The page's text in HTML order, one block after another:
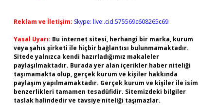
Reklam ve İletişim: Skype: live:.cid.575569c608265c69
Yasal Uyarı: Bu internet sitesi, herhangi bir marka, kurum
veya şahıs şirketi ile hiçbir bağlantısı bulunmamaktadır.
Sitede yalnızca kendi hazırladığımız makaleler
paylaşılmaktadır. Burada yer alan içerikler haber niteliği
taşımamakta olup, gerçek kurum ve kişiler hakkında
paylaşım yapılmamaktadır. Gerçek kurum ve kişiler ile isim
benzerlikleri tamamen tesadüfidir. Sitemizdeki bilgiler
taslak halindedir ve tavsiye niteliği taşımazlar.